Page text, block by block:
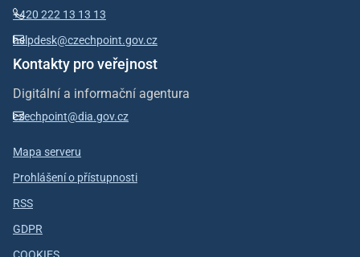
+420 222 13 13 13
helpdesk@czechpoint.gov.cz
Kontakty pro veřejnost
Digitální a informační agentura
czechpoint@dia.gov.cz
Mapa serveru
Prohlášení o přístupnosti
RSS
GDPR